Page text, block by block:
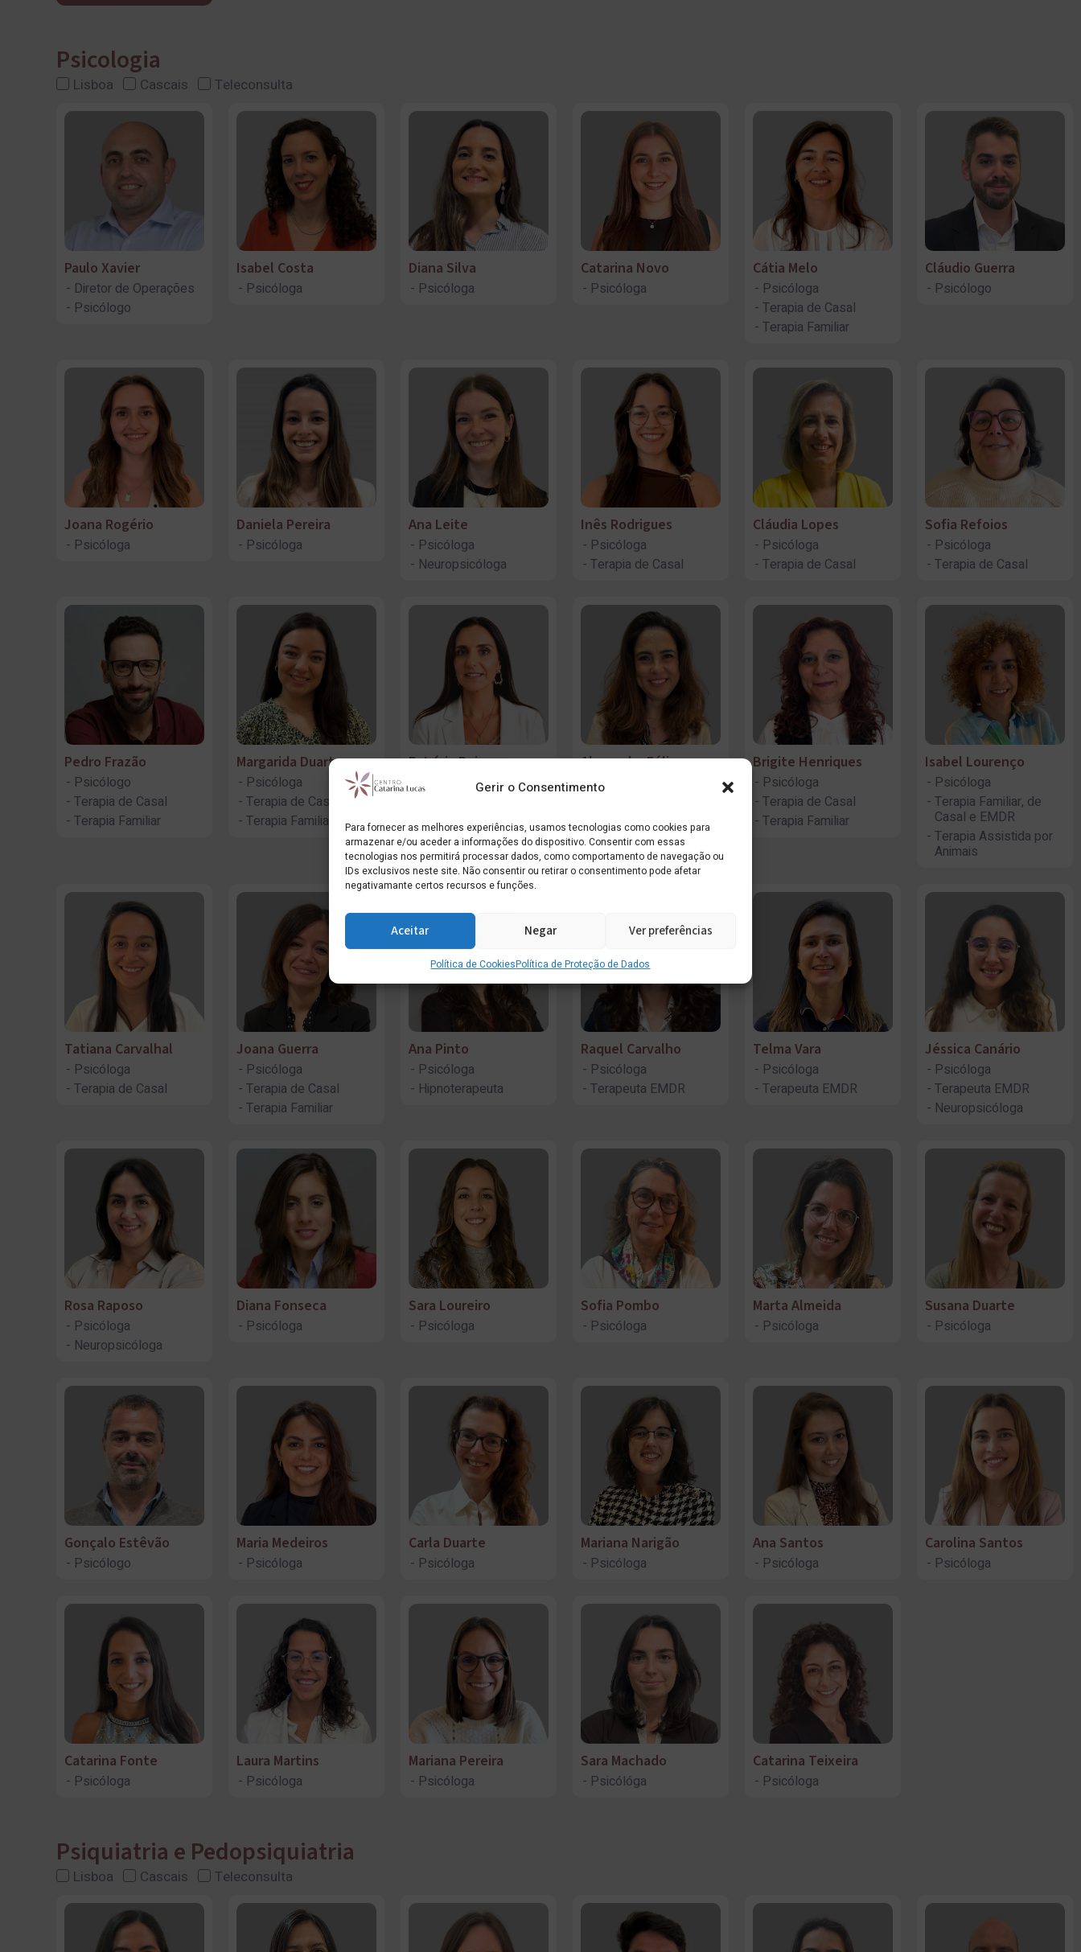
Gerir o Consentimento
Para fornecer as melhores experiências, usamos tecnologias como cookies para
armazenar e/ou aceder a informações do dispositivo. Consentir com essas
tecnologias nos permitirá processar dados, como comportamento de navegação ou
IDs exclusivos neste site. Não consentir ou retirar o consentimento pode afetar
negativamante certos recursos e funções.
Aceitar Negar Ver preferências
Política de CookiesPolítica de Proteção de Dados
Psicologia
Lisboa Cascais Teleconsulta
Paulo Xavier
Diretor de Operações
Psicólogo
Isabel Costa
Psicóloga
Diana Silva
Psicóloga
Catarina Novo
Psicóloga
Cátia Melo
Psicóloga
Terapia de Casal
Terapia Familiar
Cláudio Guerra
Psicólogo
Joana Rogério
Psicóloga
Daniela Pereira
Psicóloga
Ana Leite
Psicóloga
Neuropsicóloga
Inês Rodrigues
Psicóloga
Terapia de Casal
Cláudia Lopes
Psicóloga
Terapia de Casal
Sofia Refoios
Psicóloga
Terapia de Casal
Pedro Frazão
Psicólogo
Terapia de Casal
Terapia Familiar
Margarida Duarte
Psicóloga
Terapia de Casal
Terapia Familiar
Patrícia Reis
Psicóloga
Coaching
Alexandra Félix
Psicóloga
Terapia Familiar
Coaching
Brigite Henriques
Psicóloga
Terapia de Casal
Terapia Familiar
Isabel Lourenço
Psicóloga
Terapia Familiar, de
Casal e EMDR
Terapia Assistida por
Animais
Tatiana Carvalhal
Psicóloga
Terapia de Casal
Joana Guerra
Psicóloga
Terapia de Casal
Terapia Familiar
Ana Pinto
Psicóloga
Hipnoterapeuta
Raquel Carvalho
Psicóloga
Terapeuta EMDR
Telma Vara
Psicóloga
Terapeuta EMDR
Jéssica Canário
Psicóloga
Terapeuta EMDR
Neuropsicóloga
Rosa Raposo
Psicóloga
Neuropsicóloga
Diana Fonseca
Psicóloga
Sara Loureiro
Psicóloga
Sofia Pombo
Psicóloga
Marta Almeida
Psicóloga
Susana Duarte
Psicóloga
Gonçalo Estêvão
Psicólogo
Maria Medeiros
Psicóloga
Carla Duarte
Psicóloga
Mariana Narigão
Psicóloga
Ana Santos
Psicóloga
Carolina Santos
Psicóloga
Catarina Fonte
Psicóloga
Laura Martins
Psicóloga
Mariana Pereira
Psicóloga
Sara Machado
Psicólóga
Catarina Teixeira
Psicóloga
Psiquiatria e Pedopsiquiatria
Lisboa Cascais Teleconsulta